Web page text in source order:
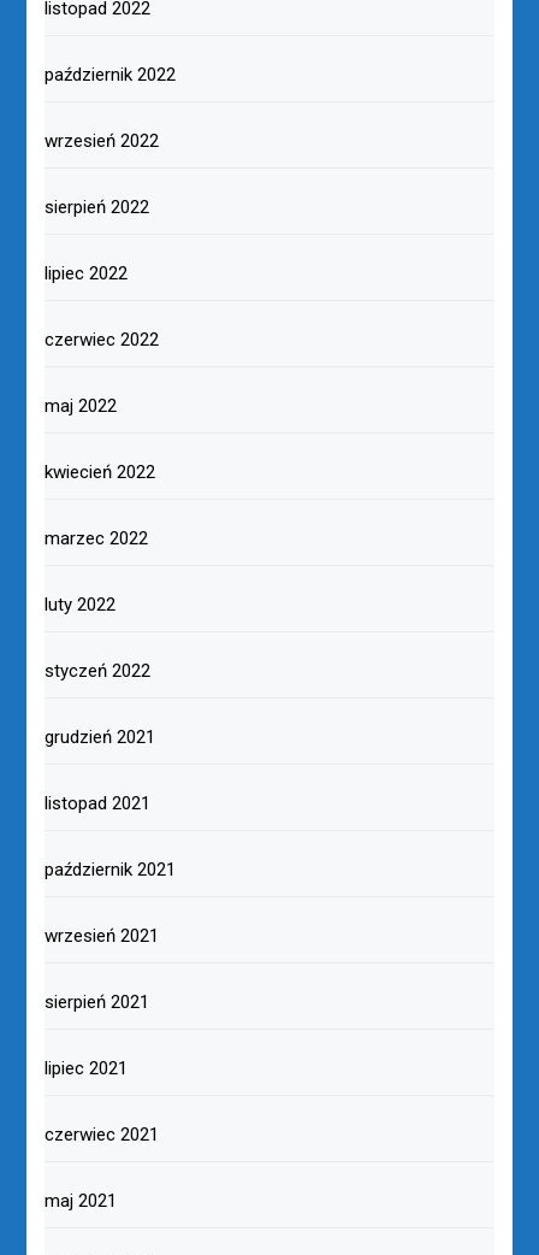
listopad 2022
październik 2022
wrzesień 2022
sierpień 2022
lipiec 2022
czerwiec 2022
maj 2022
kwiecień 2022
marzec 2022
luty 2022
styczeń 2022
grudzień 2021
listopad 2021
październik 2021
wrzesień 2021
sierpień 2021
lipiec 2021
czerwiec 2021
maj 2021